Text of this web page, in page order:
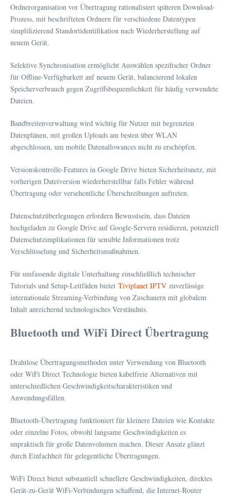
Ordnerorganisation vor Übertragung rationalisiert späteren Download-
Prozess, mit beschrifteten Ordnern für verschiedene Datentypen
simplifizierend Standortidentifikation nach Wiederherstellung auf
neuem Gerät.
Selektive Synchronisation ermöglicht Auswählen spezifischer Ordner
für Offline-Verfügbarkeit auf neuem Gerät, balancierend lokalen
Speicherverbrauch gegen Zugriffsbequemlichkeit für häufig verwendete
Dateien.
Bandbreitenverwaltung wird wichtig für Nutzer mit begrenzten
Datenplänen, mit großen Uploads am besten über WLAN
abgeschlossen, um mobile Datenallowances nicht zu erschöpfen.
Versionskontrolle-Features in Google Drive bieten Sicherheitsnetz, mit
vorherigen Dateiversion wiederherstellbar falls Fehler während
Übertragung oder versehentliche Überschreibungen auftreten.
Datenschutzüberlegungen erfordern Bewusstsein, dass Dateien
hochgeladen zu Google Drive auf Google-Servern residieren, potenziell
Datenschutzimplikationen für sensible Informationen trotz
Verschlüsselung und Sicherheitsmaßnahmen.
Für umfassende digitale Unterhaltung einschließlich technischer
Tutorials und Setup-Leitfäden bietet Tiviplanet IPTV zuverlässige
internationale Streaming-Verbindung von Zuschauern mit globalem
Inhalt anreichernd technologisches Verständnis.
Bluetooth und WiFi Direct Übertragung
Drahtlose Übertragungsmethoden unter Verwendung von Bluetooth
oder WiFi Direct Technologie bieten kabelfreie Alternativen mit
unterschiedlichen Geschwindigkeitscharakteristiken und
Anwendungsfällen.
Bluetooth-Übertragung funktioniert für kleinere Dateien wie Kontakte
oder einzelne Fotos, obwohl langsame Geschwindigkeiten es
unpraktisch für große Datenvolumen machen. Dieser Ansatz glänzt
durch Einfachheit für gelegentliche Übertragungen.
WiFi Direct bietet substantiell schnellere Geschwindigkeiten, direktes
Gerät-zu-Gerät WiFi-Verbindungen schaffend, die Internet-Router